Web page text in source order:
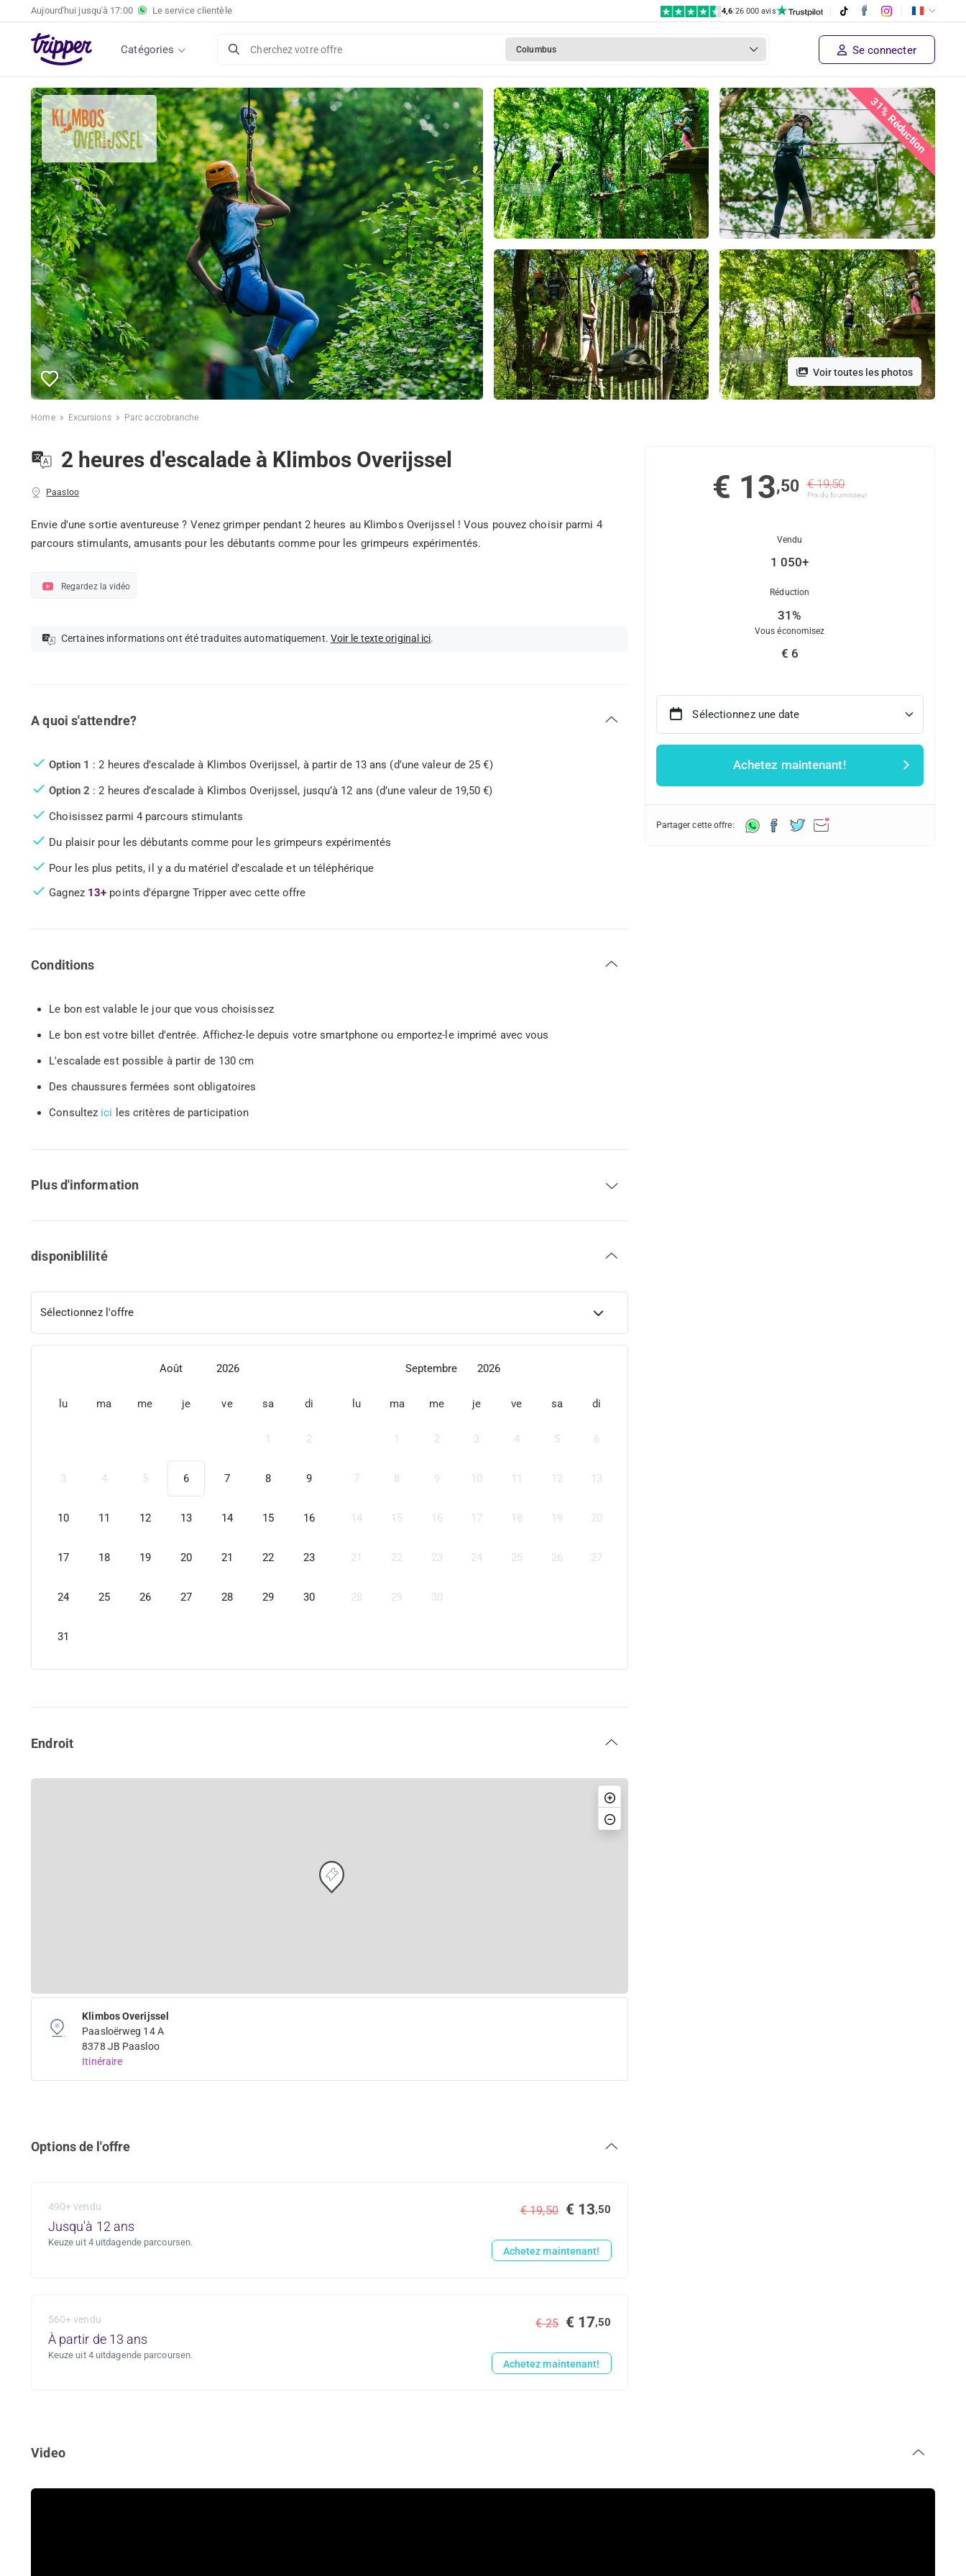
Aujourd'hui jusqu'à 17:00 Le service clientèle 4,6|26 000 avis
Catégories Cherchez votre offre Columbus Se connecter
31% Réduction
Voir toutes les photos
Home Excursions Parc accrobranche
2 heures d'escalade à Klimbos Overijssel
Paasloo
Envie d'une sortie aventureuse ? Venez grimper pendant 2 heures au Klimbos Overijssel ! Vous pouvez choisir parmi 4
parcours stimulants, amusants pour les débutants comme pour les grimpeurs expérimentés.
Regardez la vidéo
Certaines informations ont été traduites automatiquement. Voir le texte original ici.
A quoi s'attendre?
Option 1 : 2 heures d’escalade à Klimbos Overijssel, à partir de 13 ans (d’une valeur de 25 €)
Option 2 : 2 heures d’escalade à Klimbos Overijssel, jusqu’à 12 ans (d’une valeur de 19,50 €)
Choisissez parmi 4 parcours stimulants
Du plaisir pour les débutants comme pour les grimpeurs expérimentés
Pour les plus petits, il y a du matériel d’escalade et un téléphérique
Gagnez 13+ points d'épargne Tripper avec cette offre
Conditions
Le bon est valable le jour que vous choisissez
Le bon est votre billet d'entrée. Affichez-le depuis votre smartphone ou emportez-le imprimé avec vous
L'escalade est possible à partir de 130 cm
Des chaussures fermées sont obligatoires
Consultez ici les critères de participation
Plus d'information
disponiblilité
Sélectionnez l'offre
Août 2026
lu ma me je ve sa di
1 2
3 4 5 6 7 8 9
10 11 12 13 14 15 16
17 18 19 20 21 22 23
24 25 26 27 28 29 30
31
Septembre 2026
lu ma me je ve sa di
1 2 3 4 5 6
7 8 9 10 11 12 13
14 15 16 17 18 19 20
21 22 23 24 25 26 27
28 29 30
Endroit
Klimbos Overijssel
Paasloërweg 14 A
8378 JB Paasloo
Itinéraire
Options de l'offre
490+ vendu
Jusqu'à 12 ans
Keuze uit 4 uitdagende parcoursen.
€ 19,50 € 13,50
Achetez maintenant!
560+ vendu
À partir de 13 ans
Keuze uit 4 uitdagende parcoursen.
€ 25 € 17,50
Achetez maintenant!
€ 13,50 € 19,50
Prix ​​du fournisseur
Vendu
1 050+
Réduction
31%
Vous économisez
€ 6
Sélectionnez une date
Achetez maintenant!
Partager cette offre:
Video